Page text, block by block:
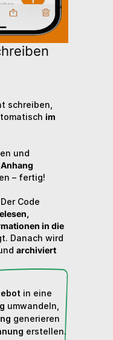
in eine
umwandeln,
generieren
erstellen.
schreiben,
im
und
– fertig!
Der Code
in die
Danach wird
archiviert